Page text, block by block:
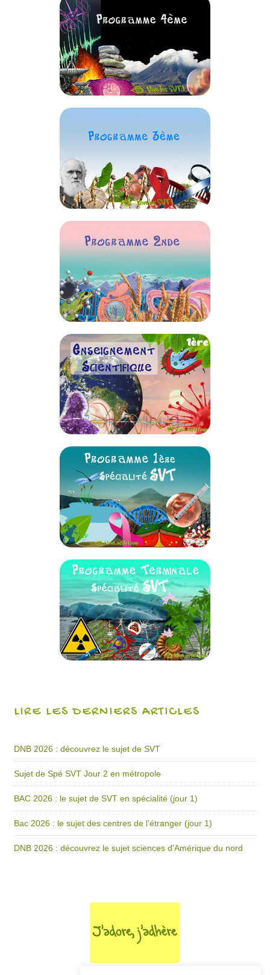
LIRE LES DERNIERS ARTICLES
DNB 2026 : découvrez le sujet de SVT
Sujet de Spé SVT Jour 2 en métropole
BAC 2026 : le sujet de SVT en spécialité (jour 1)
Bac 2026 : le sujet des centres de l’étranger (jour 1)
DNB 2026 : découvrez le sujet sciences d’Amérique du nord